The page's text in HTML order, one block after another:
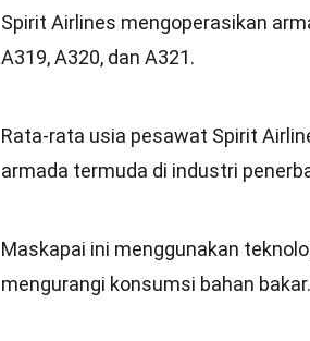
Spirit Airlines mengoperasikan
A319, A320, dan A321.
Rata-rata usia pesawat Spirit
armada termuda di industri
Maskapai ini menggunakan
mengurangi konsumsi bahan bakar.